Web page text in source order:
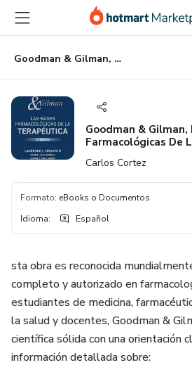
principal
página
de
página
Goodman & Gilman, Las Bases Farmacológicas De La Terapéutica 13ed
Goodman & Gilman,
Farmacológicas De
Carlos Cortez
Formato: eBooks o Documentos
Idioma: Español
sta obra es reconocida
completo y autorizado en
estudiantes de medicina,
la salud y docentes, Goodman &
científica sólida con una orientación
información detallada sobre: